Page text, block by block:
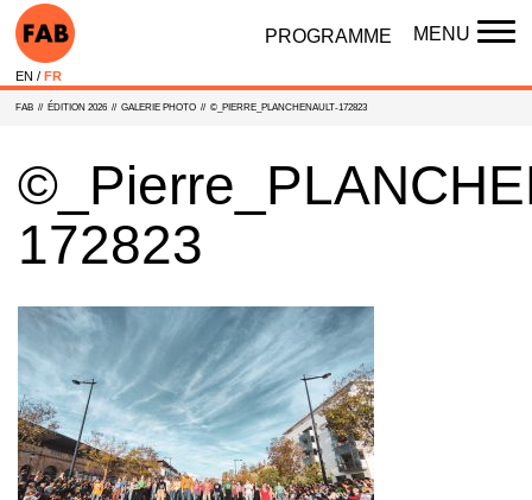
PROGRAMME
MENU
EN FR
FAB // ÉDITION 2026 // GALERIE PHOTO // ©_PIERRE_PLANCHENAULT-172823
172823